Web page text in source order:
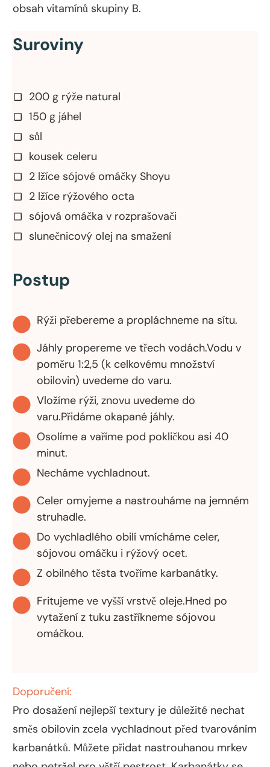
obsah vitamínů skupiny B.
Suroviny
200 g rýže natural
150 g jáhel
sůl
kousek celeru
2 lžíce sójové omáčky Shoyu
2 lžíce rýžového octa
sójová omáčka v rozprašovači
slunečnicový olej na smažení
Postup
Rýži přebereme a propláchneme na sítu.
Jáhly propereme ve třech vodách.Vodu v
poměru 1:2,5 (k celkovému množství
obilovin) uvedeme do varu.
Vložíme rýži, znovu uvedeme do
varu.Přidáme okapané jáhly.
Osolíme a vaříme pod pokličkou asi 40
minut.
Necháme vychladnout.
Celer omyjeme a nastrouháme na jemném
struhadle.
Do vychladlého obilí vmícháme celer,
sójovou omáčku i rýžový ocet.
Z obilného těsta tvoříme karbanátky.
Fritujeme ve vyšší vrstvě oleje.Hned po
vytažení z tuku zastříkneme sójovou
omáčkou.
Doporučení:
Pro dosažení nejlepší textury je důležité nechat
směs obilovin zcela vychladnout před tvarováním
karbanátků. Můžete přidat nastrouhanou mrkev